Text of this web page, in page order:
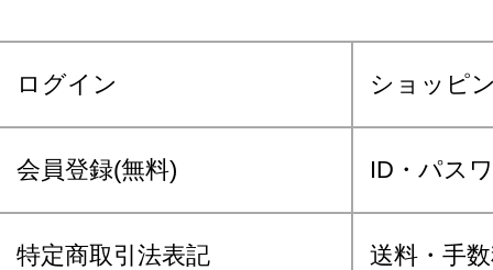
ログイン ショッピ
会員登録(無料) ID・パス
特定商取引法表記 送料・手